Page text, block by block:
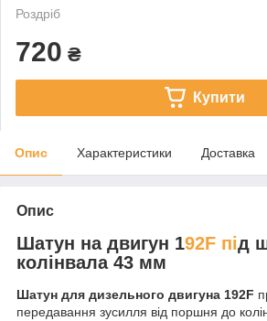
Роздріб
720 ₴
Купити
Опис Характеристики Доставка
Опис
Шатун на двигун 192F під
колінвала 43 мм
Шатун для дизельного двигуна 192F
передавання зусилля від поршня до